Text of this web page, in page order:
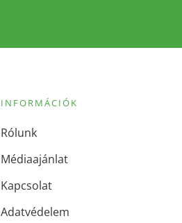
INFORMÁCIÓK
Rólunk
Médiaajánlat
Kapcsolat
Adatvédelem